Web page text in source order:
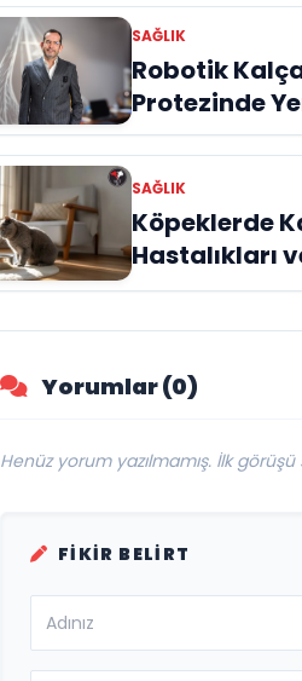
SAĞLIK
Robotik
Protezinde
Dönem: Doç.
Hastalara Özel
Cerrahi
SAĞLIK
Köpeklerde
Hastalıkları
Belirtileri
Yorumlar (0)
Henüz yorum yazılmamış. İlk görüşü
FIKIR BELIRT